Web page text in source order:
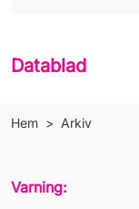
Datablad
Hem Arkiv
Varning: